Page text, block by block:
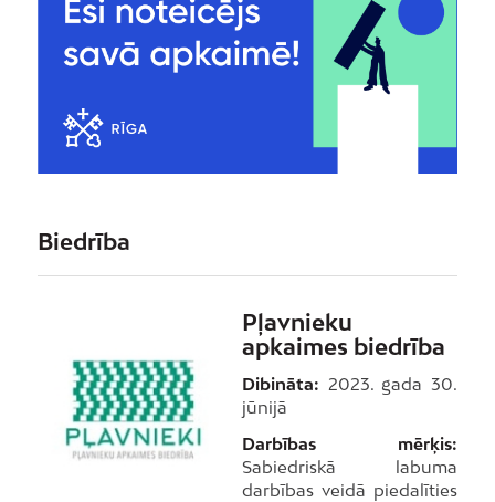
Biedrība
Pļavnieku
apkaimes biedrība
Dibināta: 2023. gada 30.
jūnijā
Darbības mērķis:
Sabiedriskā labuma
darbības veidā piedalīties